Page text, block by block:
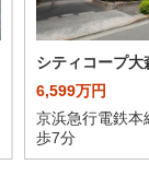
シティコープ大
6,599万円
京浜急行電鉄本
歩7分